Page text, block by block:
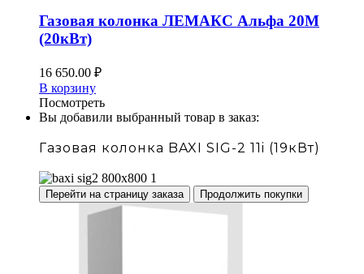
Газовая колонка ЛЕМАКС Альфа 20М
(20кВт)
16 650.00 ₽
В корзину
Посмотреть
Вы добавили выбранный товар в заказ:
Газовая колонка BAXI SIG-2 11i (19кВт)
Перейти на страницу заказа Продолжить покупки